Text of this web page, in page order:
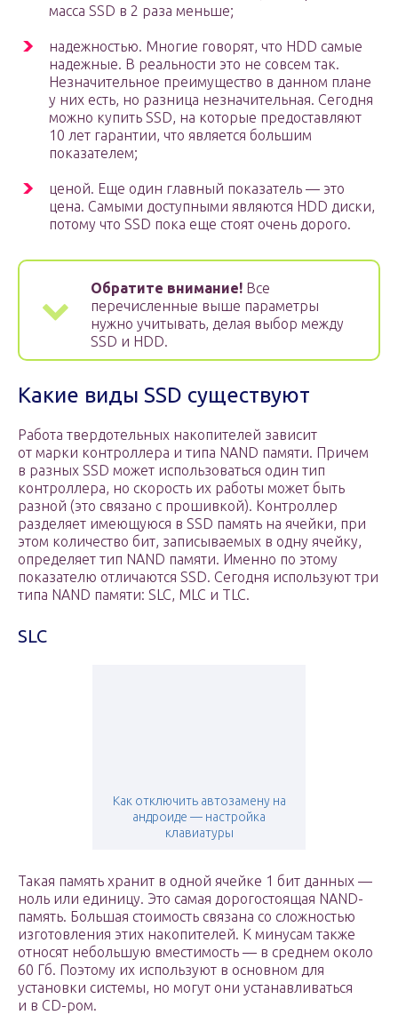
масса SSD в 2 раза меньше;
надежностью. Многие говорят, что HDD самые
надежные. В реальности это не совсем так.
Незначительное преимущество в данном плане
у них есть, но разница незначительная. Сегодня
можно купить SSD, на которые предоставляют
10 лет гарантии, что является большим
показателем;
ценой. Еще один главный показатель — это
цена. Самыми доступными являются HDD диски,
потому что SSD пока еще стоят очень дорого.
Обратите внимание! Все
перечисленные выше параметры
нужно учитывать, делая выбор между
SSD и HDD.
Какие виды SSD существуют
Работа твердотельных накопителей зависит
от марки контроллера и типа NAND памяти. Причем
в разных SSD может использоваться один тип
контроллера, но скорость их работы может быть
разной (это связано с прошивкой). Контроллер
разделяет имеющуюся в SSD память на ячейки, при
этом количество бит, записываемых в одну ячейку,
определяет тип NAND памяти. Именно по этому
показателю отличаются SSD. Сегодня используют три
типа NAND памяти: SLC, MLC и TLC.
SLC
Как отключить автозамену на
андроиде — настройка
клавиатуры
Такая память хранит в одной ячейке 1 бит данных —
ноль или единицу. Это самая дорогостоящая NAND-
память. Большая стоимость связана со сложностью
изготовления этих накопителей. К минусам также
относят небольшую вместимость — в среднем около
60 Гб. Поэтому их используют в основном для
установки системы, но могут они устанавливаться
и в CD-ром.